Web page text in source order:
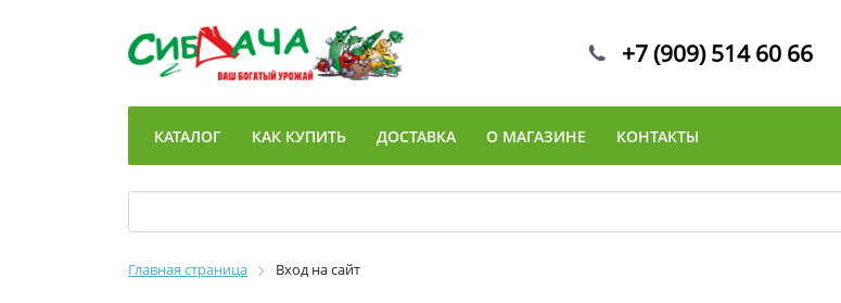
+7 (909) 514 60 66
КАТАЛОГ КАК КУПИТЬ ДОСТАВКА О МАГАЗИНЕ КОНТАКТЫ
Главная страница Вход на сайт